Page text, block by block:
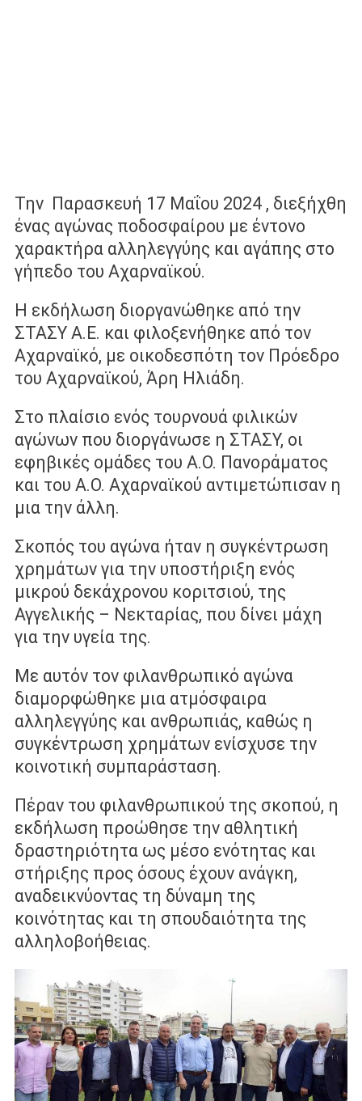
Την Παρασκευή 17 Μαΐου 2024 , διεξήχθη
ένας αγώνας ποδοσφαίρου με έντονο
χαρακτήρα αλληλεγγύης και αγάπης στο
γήπεδο του Αχαρναϊκού.
Η εκδήλωση διοργανώθηκε από την
ΣΤΑΣΥ Α.Ε. και φιλοξενήθηκε από τον
Αχαρναϊκό, με οικοδεσπότη τον Πρόεδρο
του Αχαρναϊκού, Άρη Ηλιάδη.
Στο πλαίσιο ενός τουρνουά φιλικών
αγώνων που διοργάνωσε η ΣΤΑΣΥ, οι
εφηβικές ομάδες του Α.Ο. Πανοράματος
και του Α.Ο. Αχαρναϊκού αντιμετώπισαν η
μια την άλλη.
Σκοπός του αγώνα ήταν η συγκέντρωση
χρημάτων για την υποστήριξη ενός
μικρού δεκάχρονου κοριτσιού, της
Αγγελικής – Νεκταρίας, που δίνει μάχη
για την υγεία της.
Με αυτόν τον φιλανθρωπικό αγώνα
διαμορφώθηκε μια ατμόσφαιρα
αλληλεγγύης και ανθρωπιάς, καθώς η
συγκέντρωση χρημάτων ενίσχυσε την
κοινοτική συμπαράσταση.
Πέραν του φιλανθρωπικού της σκοπού, η
εκδήλωση προώθησε την αθλητική
δραστηριότητα ως μέσο ενότητας και
στήριξης προς όσους έχουν ανάγκη,
αναδεικνύοντας τη δύναμη της
κοινότητας και τη σπουδαιότητα της
αλληλοβοήθειας.